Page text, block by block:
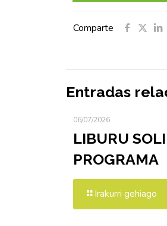
Comparte
Entradas
06/07/2026
LIBURU
PROGRAMA
Irakurri gehiago